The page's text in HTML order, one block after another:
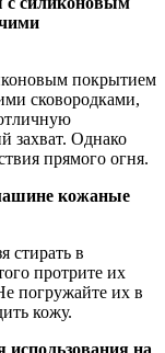
покрытием
сковородками,
захват. Однако
прямого огня.
кожаные
стирать в
протрите их
погружайте их в
кожу.
использования на